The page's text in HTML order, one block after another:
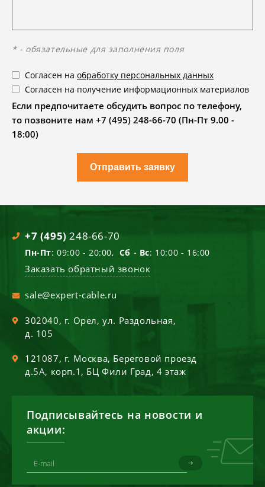
* - обязательные для заполнения поля
Согласен на обработку персональных данных
Согласен на получение информационных материалов
Если предпочитаете обсудить вопрос по телефону,
то позвоните нам +7 (495) 248-66-70 (Пн-Пт 9.00 -
18:00)
Отправить заявку
+7 (495) 248-66-70
Пн-Пт: 09:00 - 20:00, Сб - Вс: 10:00 - 16:00
Заказать обратный звонок
sale@expert-cable.ru
302040, г. Орел,ул. Раздольная,
д. 105
121087, г. Москва, Береговой проезд
д.5А, корп.1, БЦ Фили Град, 4 этаж
Подписывайтесь на новости и
акции: